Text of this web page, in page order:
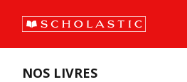
NOS LIVRES